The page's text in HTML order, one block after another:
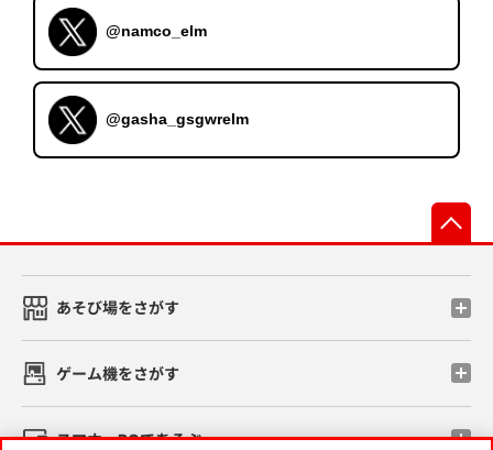
@namco_elm
@gasha_gsgwrelm
あそび場をさがす
ゲーム機をさがす
スマホ・PCであそぶ